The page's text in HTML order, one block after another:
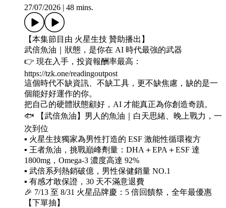
27/07/2026 48 mins.
【本集節目由 火星生技 贊助播出】
武倍魚油｜狀態，是你在 AI 時代最強的武器
👉 現在入手，投資報酬率最高：
https://tzk.one/readingoutpost
這個時代不缺資訊、不缺工具，更不缺焦慮，缺的是一
個能好好運作的你。
把自己的硬體狀態顧好，AI 才能真正為你創造奇蹟。
🐟 【武倍魚油】男人的魚油｜白天思緒、晚上戰力，一
次到位
▪️ 火星生技獨家為男性打造的 ESF 激能性循環複方
▪️ 王者魚油，挑戰巔峰劑量：DHA＋EPA＋ESF 達
1800mg，Omega-3 濃度高達 92%
▪️ 武倍系列熱銷破億，男性保健銷量 NO.1
▪️ 有感才敢保證，30 天不滿意退費
🎉 7/13 至 8/31 火星品牌慶：5 倍回饋祭，全年最優惠
【下單抽】